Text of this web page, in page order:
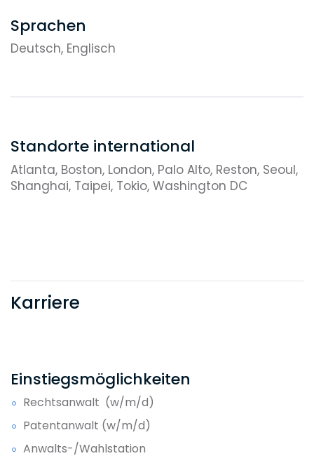
Sprachen
Deutsch, Englisch
Standorte international
Atlanta, Boston, London, Palo Alto, Reston, Seoul,
Shanghai, Taipei, Tokio, Washington DC
Karriere
Einstiegsmöglichkeiten
Rechtsanwalt (w/m/d)
Patentanwalt (w/m/d)
Anwalts-/Wahlstation